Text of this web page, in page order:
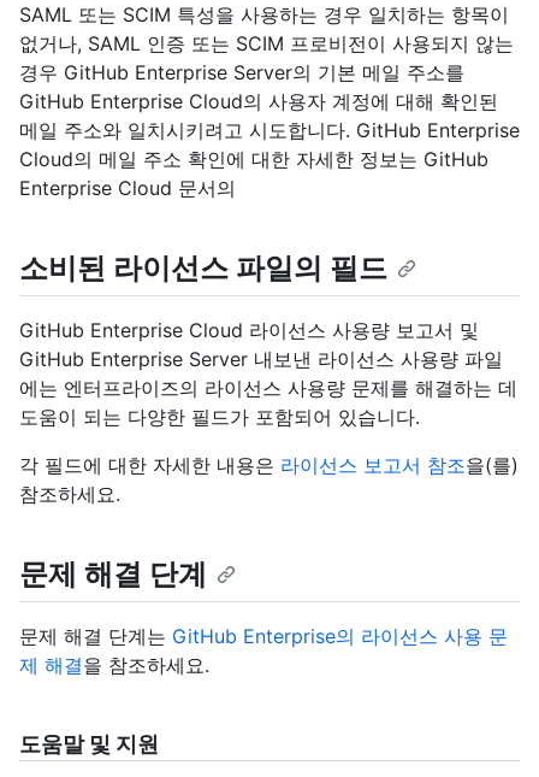
SAML 또는 SCIM 특성을 사용하는 경우 일치하는 항목이
없거나, SAML 인증 또는 SCIM 프로비전이 사용되지 않는
경우 GitHub Enterprise Server의 기본 메일 주소를
GitHub Enterprise Cloud의 사용자 계정에 대해 확인된
메일 주소와 일치시키려고 시도합니다. GitHub Enterprise
Cloud의 메일 주소 확인에 대한 자세한 정보는 GitHub
Enterprise Cloud 문서의
소비된 라이선스 파일의 필드
GitHub Enterprise Cloud 라이선스 사용량 보고서 및
GitHub Enterprise Server 내보낸 라이선스 사용량 파일
에는 엔터프라이즈의 라이선스 사용량 문제를 해결하는 데
도움이 되는 다양한 필드가 포함되어 있습니다.
각 필드에 대한 자세한 내용은 라이선스 보고서 참조을(를)
참조하세요.
문제 해결 단계
문제 해결 단계는 GitHub Enterprise의 라이선스 사용 문
제 해결을 참조하세요.
도움말 및 지원